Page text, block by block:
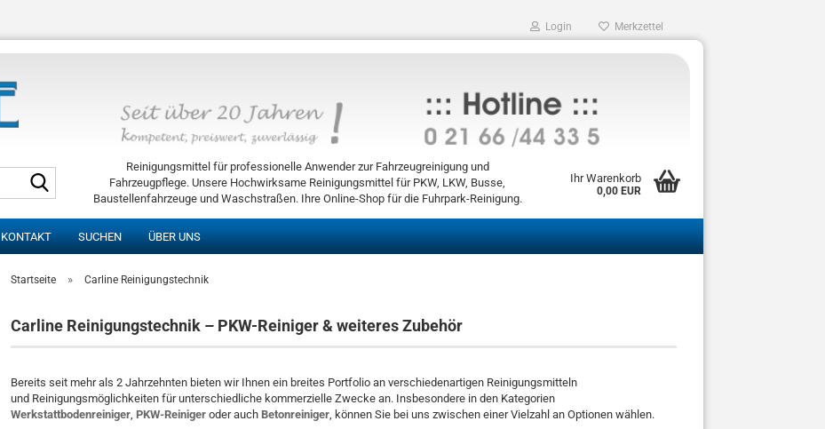
Login Merkzettel
Reinigungsmittel für professionelle Anwender zur Fahrzeugreinigung und
Fahrzeugpflege. Unsere Hochwirksame Reinigungsmittel für PKW, LKW, Busse,
Baustellenfahrzeuge und Waschstraßen. Ihre Online-Shop für die Fuhrpark-Reinigung.
Ihr Warenkorb
0,00 EUR
KONTAKT SUCHEN ÜBER UNS
Startseite » Carline Reinigungstechnik
Carline Reinigungstechnik – PKW-Reiniger & weiteres Zubehör
Bereits seit mehr als 2 Jahrzehnten bieten wir Ihnen ein breites Portfolio an verschiedenartigen Reinigungsmitteln
und Reinigungsmöglichkeiten für unterschiedliche kommerzielle Zwecke an. Insbesondere in den Kategorien
Werkstattbodenreiniger, PKW-Reiniger oder auch Betonreiniger, können Sie bei uns zwischen einer Vielzahl an Optionen wählen.